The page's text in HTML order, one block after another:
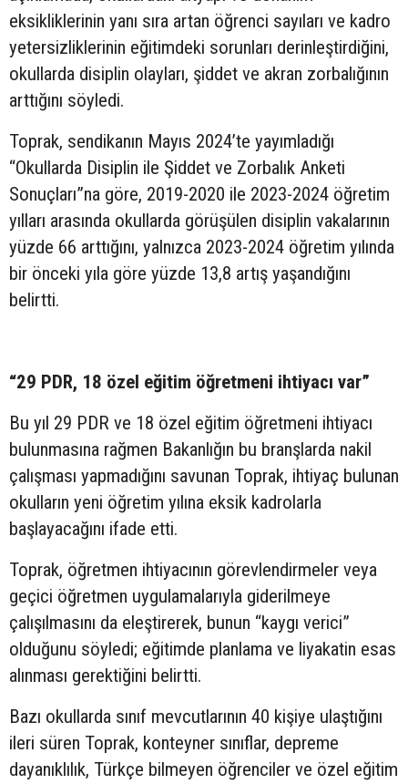
eksikliklerinin yanı sıra artan öğrenci sayıları ve kadro
yetersizliklerinin eğitimdeki sorunları derinleştirdiğini,
okullarda disiplin olayları, şiddet ve akran zorbalığının
arttığını söyledi.
Toprak, sendikanın Mayıs 2024’te yayımladığı
“Okullarda Disiplin ile Şiddet ve Zorbalık Anketi
Sonuçları”na göre, 2019-2020 ile 2023-2024 öğretim
yılları arasında okullarda görüşülen disiplin vakalarının
yüzde 66 arttığını, yalnızca 2023-2024 öğretim yılında
bir önceki yıla göre yüzde 13,8 artış yaşandığını
belirtti.
“29 PDR, 18 özel eğitim öğretmeni ihtiyacı var”
Bu yıl 29 PDR ve 18 özel eğitim öğretmeni ihtiyacı
bulunmasına rağmen Bakanlığın bu branşlarda nakil
çalışması yapmadığını savunan Toprak, ihtiyaç bulunan
okulların yeni öğretim yılına eksik kadrolarla
başlayacağını ifade etti.
Toprak, öğretmen ihtiyacının görevlendirmeler veya
geçici öğretmen uygulamalarıyla giderilmeye
çalışılmasını da eleştirerek, bunun “kaygı verici”
olduğunu söyledi; eğitimde planlama ve liyakatin esas
alınması gerektiğini belirtti.
Bazı okullarda sınıf mevcutlarının 40 kişiye ulaştığını
ileri süren Toprak, konteyner sınıflar, depreme
dayanıklılık, Türkçe bilmeyen öğrenciler ve özel eğitim